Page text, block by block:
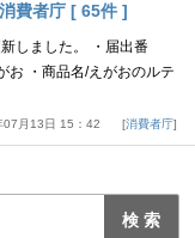
費者庁 [ 65件 ]
しました。 ・届出番
お ・商品名/えがおのルテ
07月13日 15：42 消費者庁